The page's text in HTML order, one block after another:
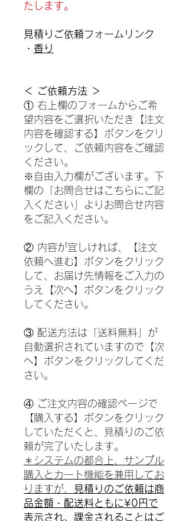
たします。
見積りご依頼フォームリンク
・ 香り
＜ ご依頼方法 ＞
① 右上欄のフォームからご希
望内容をご選択いただき【注文
内容を確認する】ボタンをクリ
ックして、ご依頼内容をご確認
ください。
※自由入力欄がございます。下
欄の「お問合せはこちらにご記
入ください」よりお問合せ内容
をご記入ください。
② 内容が宜しければ、【注文
依頼へ進む】ボタンをクリック
して、お届け先情報をご入力の
うえ【次へ】ボタンをクリック
してください。
③ 配送方法は「送料無料」が
自動選択されていますので【次
へ】ボタンをクリックしてくだ
さい。
④ ご注文内容の確認ページで
【購入する】ボタンをクリック
していただくと、見積りのご依
頼が完了いたします。
＊システムの都合上、サンプル
購入とカート機能を兼用してお
りますが、
見積りのご依頼は商
品金額・配送料ともに¥0円で
表示され、課金されることはご